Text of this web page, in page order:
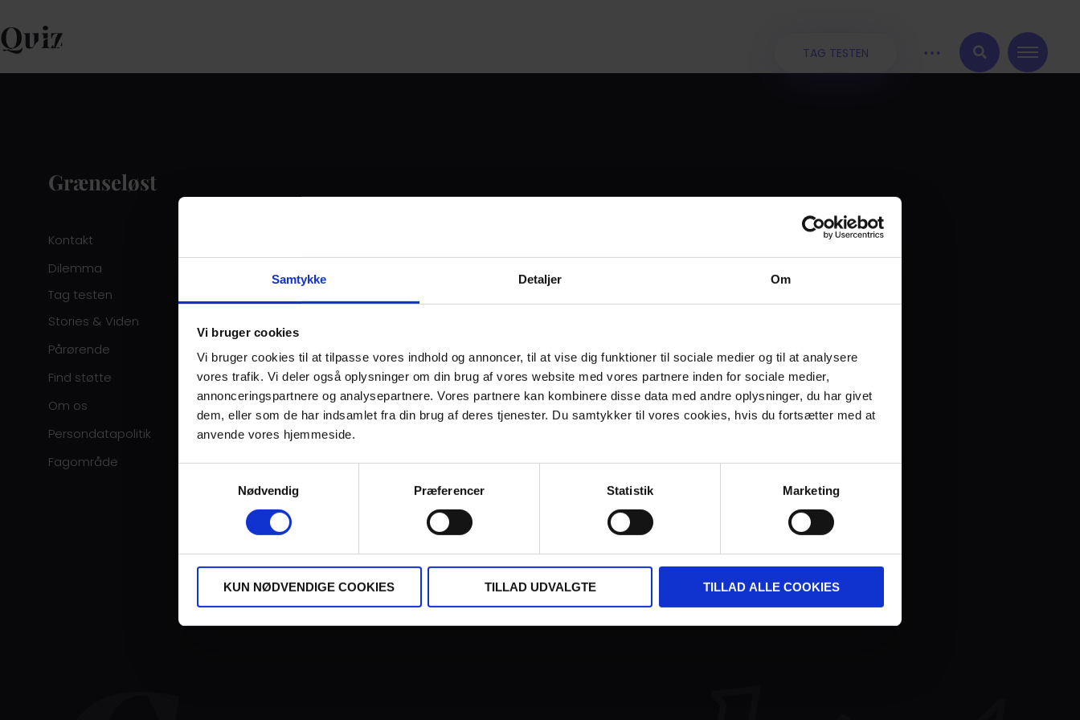
Samtykke Detaljer Om
Vi bruger cookies
Vi bruger cookies til at tilpasse vores indhold og annoncer, til at vise dig funktioner til sociale medier og til at analysere
vores trafik. Vi deler også oplysninger om din brug af vores website med vores partnere inden for sociale medier,
annonceringspartnere og analysepartnere. Vores partnere kan kombinere disse data med andre oplysninger, du har givet
dem, eller som de har indsamlet fra din brug af deres tjenester. Du samtykker til vores cookies, hvis du fortsætter med at
anvende vores hjemmeside.
Nødvendig
Præferencer Statistik Marketing
KUN NØDVENDIGE COOKIES TILLAD UDVALGTE TILLAD ALLE COOKIES
TAG TESTEN
Quiz
Grænseløst
Kontakt
Dilemma
Tag testen
Stories & Viden
Pårørende
Find støtte
Om os
Persondatapolitik
Fagområde